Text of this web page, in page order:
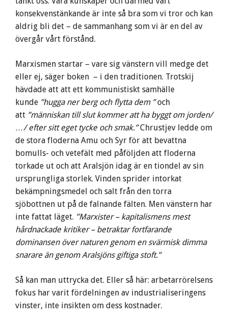
konsekvenstänkande är inte så bra som vi tror och kan
aldrig bli det – de sammanhang som vi är en del av
övergår vårt förstånd.
Marxismen startar – vare sig vänstern vill medge det
eller ej, säger boken – i den traditionen. Trotskij
hävdade att att ett kommunistiskt samhälle
kunde ”hugga ner berg och flytta dem ”och
att ”människan till slut kommer att ha byggt om jorden/
…/ efter sitt eget tycke och smak.”Chrustjev ledde om
de stora floderna Amu och Syr för att bevattna
bomulls- och vetefält med påföljden att floderna
torkade ut och att Aralsjön idag är en tiondel av sin
ursprungliga storlek. Vinden sprider intorkat
bekämpningsmedel och salt från den torra
sjöbottnen ut på de falnande fälten. Men vänstern har
inte fattat läget. ”Marxister – kapitalismens mest
hårdnackade kritiker – betraktar fortfarande
dominansen över naturen genom en svärmisk dimma
snarare än genom Aralsjöns giftiga stoft.”
Så kan man uttrycka det. Eller så här: arbetarrörelsens
fokus har varit fördelningen av industrialiseringens
vinster, inte insikten om dess kostnader.